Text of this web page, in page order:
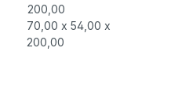
200,00
70,00 x 54,00 x
200,00